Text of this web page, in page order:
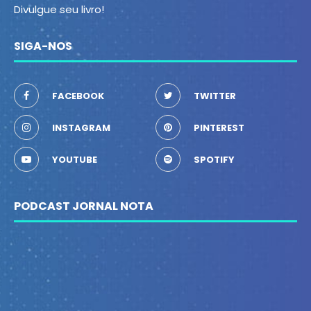
Divulgue seu livro!
SIGA-NOS
FACEBOOK TWITTER
INSTAGRAM PINTEREST
YOUTUBE SPOTIFY
PODCAST JORNAL NOTA